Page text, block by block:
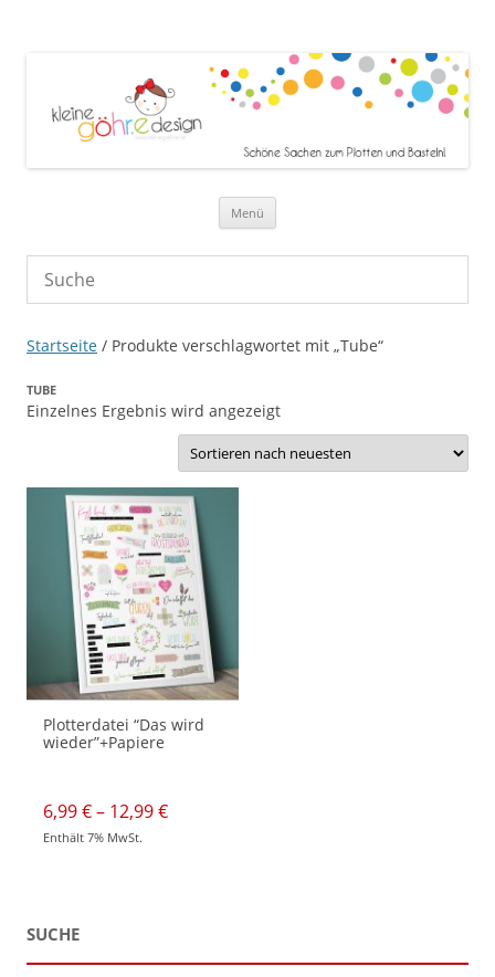
Menü
Startseite / Produkte verschlagwortet mit „Tube“
TUBE
Einzelnes Ergebnis wird angezeigt
Plotterdatei “Das wird
wieder”+Papiere
6,99€– 12,99€Preisspanne:
Enthält 7% MwSt.
auf.
Die
Optionen
SUCHE